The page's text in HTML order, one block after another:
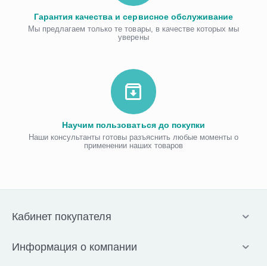
Гарантия качества и сервисное обслуживание
Мы предлагаем только те товары, в качестве которых мы
уверены
Научим пользоваться до покупки
Наши консультанты готовы разъяснить любые моменты о
применении наших товаров
Кабинет покупателя
Информация о компании